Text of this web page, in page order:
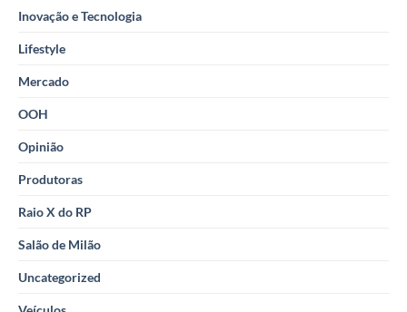
Inovação e Tecnologia
Lifestyle
Mercado
OOH
Opinião
Produtoras
Raio X do RP
Salão de Milão
Uncategorized